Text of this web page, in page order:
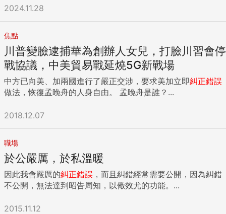
來，只能耐心等待，等時機到了，妳就出運啦！
{DS_BOX_13800} ...
2024.11.28
焦點
川普變臉逮捕華為創辦人女兒，打臉川習會停
戰協議，中美貿易戰延燒5G新戰場
中方已向美、加兩國進行了嚴正交涉，要求美加立即糾正錯誤
做法，恢復孟晚舟的人身自由。 孟晚舟是誰？...
2018.12.07
職場
於公嚴厲，於私溫暖
因此我會嚴厲的糾正錯誤 ，而且糾錯經常需要公開，因為糾錯
不公開，無法達到昭告周知，以儆效尤的功能。...
2015.11.12